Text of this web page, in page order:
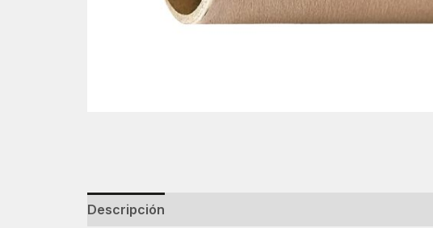
Descripción